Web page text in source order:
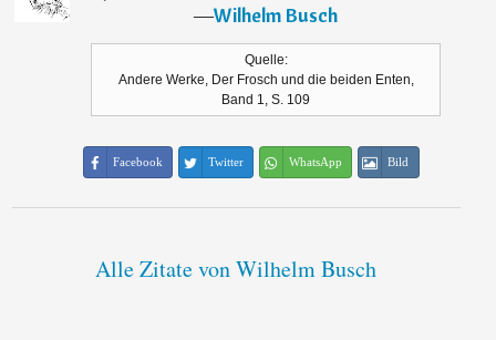
―Wilhelm Busch
Quelle:
Andere Werke, Der Frosch und die beiden Enten,
Band 1, S. 109
Facebook Twitter WhatsApp Bild
Alle Zitate von Wilhelm Busch